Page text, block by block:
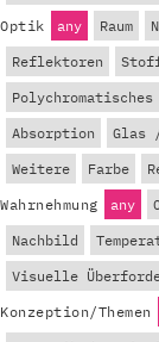
Optik
any Raum
Reflektoren
Absorption
Glas
Weitere
Farbe
Wahrnehmung
any
Nachbild
Visuelle
Konzeption/Themen